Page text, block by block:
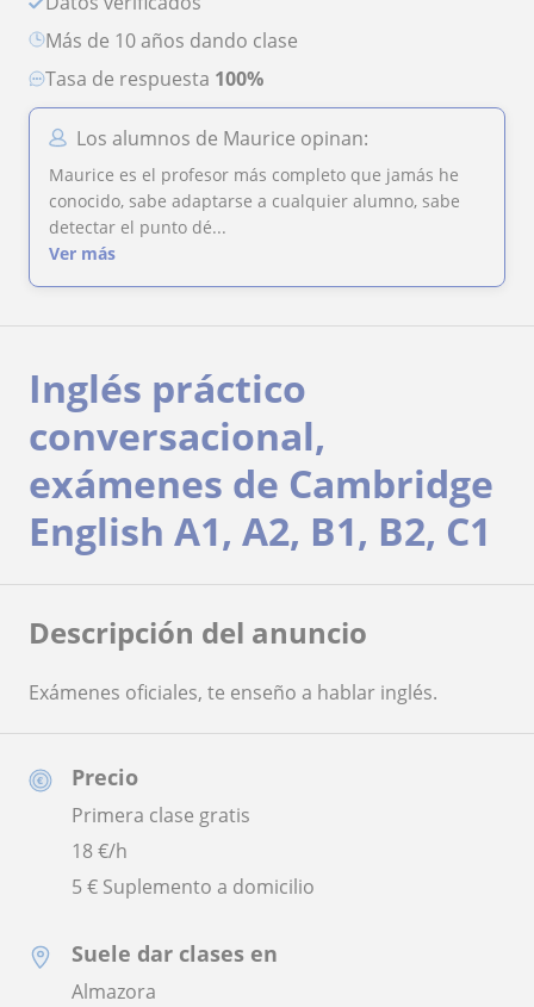
más de 10 años dando clase
Tasa de respuesta 100%
Los alumnos de Maurice opinan:
Maurice es el profesor más completo que jamás he
conocido, sabe adaptarse a cualquier alumno, sabe
detectar el punto dé...
Ver más
Precio
Primera clase gratis
18€/h
5 € Suplemento a domicilio
Suele dar clases en
Almazora
Inglés práctico
conversacional,
exámenes de Cambridge
English A1, A2, B1, B2, C1
Descripción del anuncio
Exámenes oficiales, te enseño a hablar inglés.